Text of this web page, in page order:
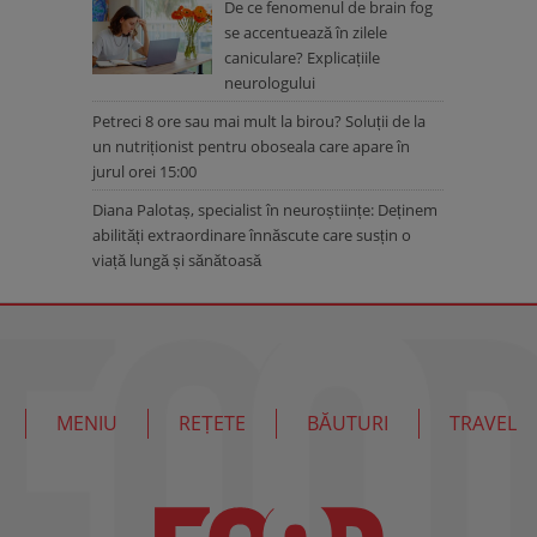
De ce fenomenul de brain fog
se accentuează în zilele
caniculare? Explicațiile
neurologului
Petreci 8 ore sau mai mult la birou? Soluții de la
un nutriționist pentru oboseala care apare în
jurul orei 15:00
Diana Palotaș, specialist în neuroștiințe: Deținem
abilități extraordinare înnăscute care susțin o
viață lungă și sănătoasă
MENIU REȚETE BĂUTURI TRAVEL